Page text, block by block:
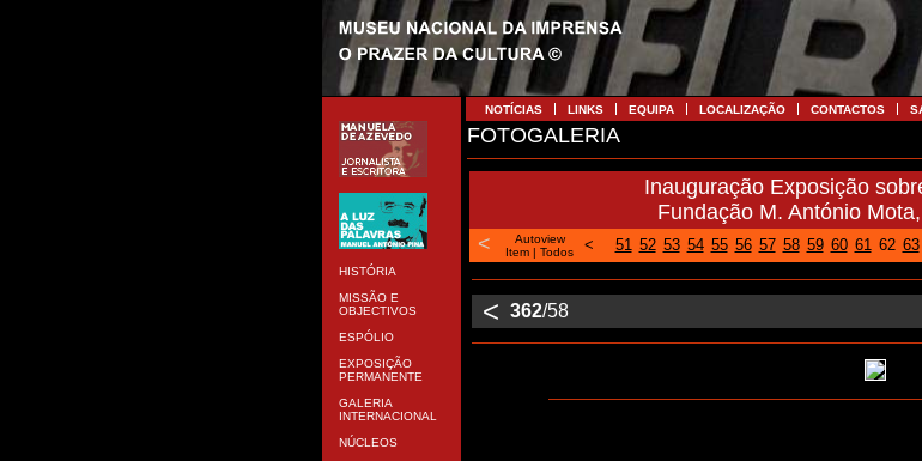
HISTÓRIA
MISSÃO E
OBJECTIVOS
ESPÓLIO
EXPOSIÇÃO
PERMANENTE
GALERIA
INTERNACIONAL
NÚCLEOS
NOTÍCIAS LINKS EQUIPA LOCALIZAÇÃO CONTACTOS
FOTOGALERIA
Inauguração Exposição
Fundação M. António
<
Autoview
Item | Todos < 51 52 53 54 55 56 57 58 59 60 61 62 63
< 362/58